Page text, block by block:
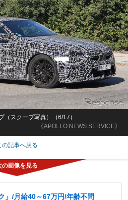
《APOLLO NEWS SERVICE》
（スクープ写真）（6/17）
の記事へ戻る
」/月給40～67万円/年齢不問